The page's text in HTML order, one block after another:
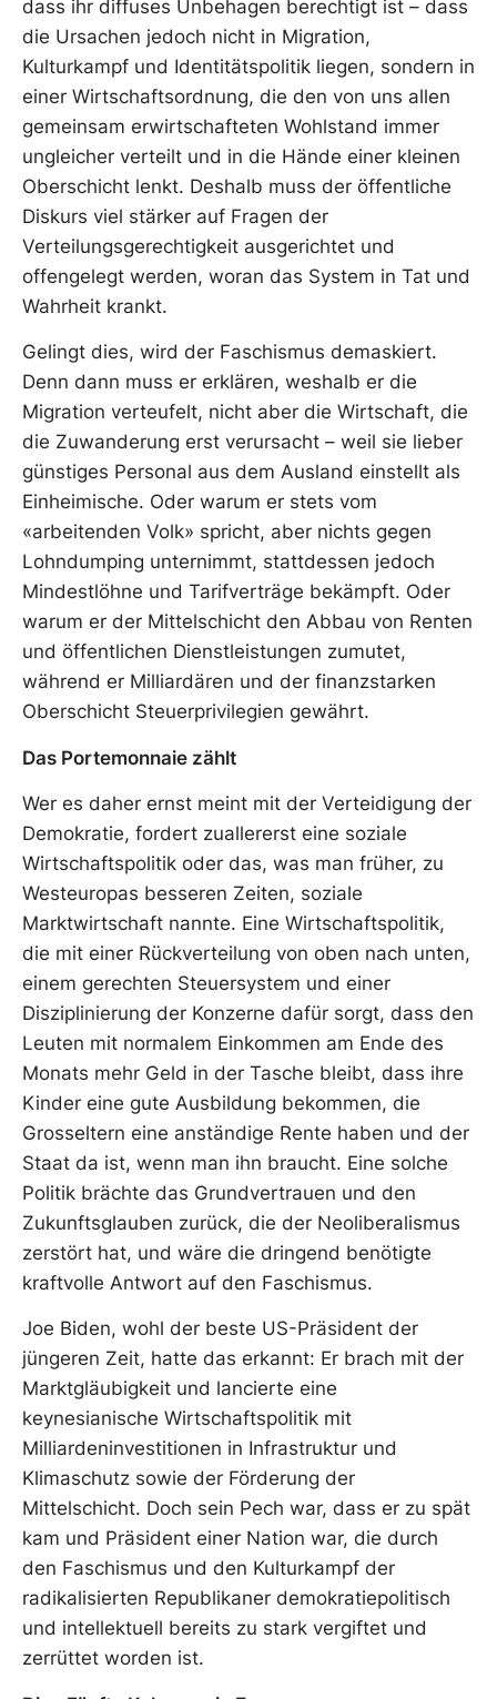
dass ihr diffuses Unbehagen berechtigt ist – dass
die Ursachen jedoch nicht in Migration,
Kulturkampf und Identitätspolitik liegen, sondern in
einer Wirtschaftsordnung, die den von uns allen
gemeinsam erwirtschafteten Wohlstand immer
ungleicher verteilt und in die Hände einer kleinen
Oberschicht lenkt. Deshalb muss der öffentliche
Diskurs viel stärker auf Fragen der
Verteilungsgerechtigkeit ausgerichtet und
offengelegt werden, woran das System in Tat und
Wahrheit krankt.
Gelingt dies, wird der Faschismus demaskiert.
Denn dann muss er erklären, weshalb er die
Migration verteufelt, nicht aber die Wirtschaft, die
die Zuwanderung erst verursacht – weil sie lieber
günstiges Personal aus dem Ausland einstellt als
Einheimische. Oder warum er stets vom
«arbeitenden Volk» spricht, aber nichts gegen
Lohndumping unternimmt, stattdessen jedoch
Mindestlöhne und Tarifverträge bekämpft. Oder
warum er der Mittelschicht den Abbau von Renten
und öffentlichen Dienstleistungen zumutet,
während er Milliardären und der finanzstarken
Oberschicht Steuerprivilegien gewährt.
Das Portemonnaie zählt
Wer es daher ernst meint mit der Verteidigung der
Demokratie, fordert zuallererst eine soziale
Wirtschaftspolitik oder das, was man früher, zu
Westeuropas besseren Zeiten, soziale
Marktwirtschaft nannte. Eine Wirtschaftspolitik,
die mit einer Rückverteilung von oben nach unten,
einem gerechten Steuersystem und einer
Disziplinierung der Konzerne dafür sorgt, dass den
Leuten mit normalem Einkommen am Ende des
Monats mehr Geld in der Tasche bleibt, dass ihre
Kinder eine gute Ausbildung bekommen, die
Grosseltern eine anständige Rente haben und der
Staat da ist, wenn man ihn braucht. Eine solche
Politik brächte das Grundvertrauen und den
Zukunftsglauben zurück, die der Neoliberalismus
zerstört hat, und wäre die dringend benötigte
kraftvolle Antwort auf den Faschismus.
Joe Biden, wohl der beste US-Präsident der
jüngeren Zeit, hatte das erkannt: Er brach mit der
Marktgläubigkeit und lancierte eine
keynesianische Wirtschaftspolitik mit
Milliardeninvestitionen in Infrastruktur und
Klimaschutz sowie der Förderung der
Mittelschicht. Doch sein Pech war, dass er zu spät
kam und Präsident einer Nation war, die durch
den Faschismus und den Kulturkampf der
radikalisierten Republikaner demokratiepolitisch
und intellektuell bereits zu stark vergiftet und
zerrüttet worden ist.